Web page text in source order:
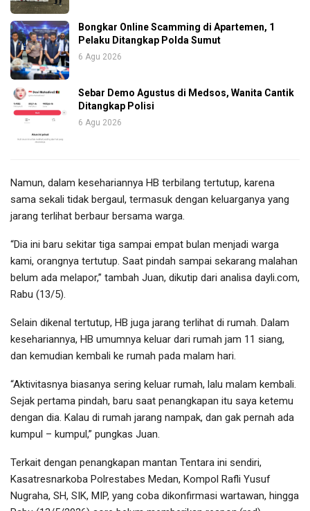
Bongkar Online Scamming di Apartemen, 1
Pelaku Ditangkap Polda Sumut
6 Agu 2026
Sebar Demo Agustus di Medsos, Wanita Cantik
Ditangkap Polisi
6 Agu 2026
Namun, dalam kesehariannya HB terbilang tertutup, karena
sama sekali tidak bergaul, termasuk dengan keluarganya yang
jarang terlihat berbaur bersama warga.
“Dia ini baru sekitar tiga sampai empat bulan menjadi warga
kami, orangnya tertutup. Saat pindah sampai sekarang malahan
belum ada melapor,” tambah Juan, dikutip dari analisa dayli.com,
Rabu (13/5).
Selain dikenal tertutup, HB juga jarang terlihat di rumah. Dalam
kesehariannya, HB umumnya keluar dari rumah jam 11 siang,
dan kemudian kembali ke rumah pada malam hari.
“Aktivitasnya biasanya sering keluar rumah, lalu malam kembali.
Sejak pertama pindah, baru saat penangkapan itu saya ketemu
dengan dia. Kalau di rumah jarang nampak, dan gak pernah ada
kumpul – kumpul,” pungkas Juan.
Terkait dengan penangkapan mantan Tentara ini sendiri,
Kasatresnarkoba Polrestabes Medan, Kompol Rafli Yusuf
Nugraha, SH, SIK, MIP, yang coba dikonfirmasi wartawan, hingga